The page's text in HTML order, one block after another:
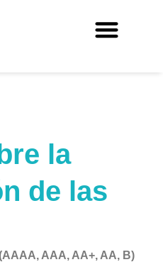
la
de las
AAA, AA+, AA, B)